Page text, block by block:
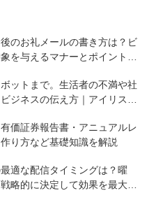
のお礼メールの書き方は？ビ
を与えるマナーとポイントを
ットまで。生活者の不満や社
ジネスの伝え方｜アイリスオ
価証券報告書・アニュアルレ
り方など基礎知識を解説
適な配信タイミングは？曜
略的に決定して効果を最大化